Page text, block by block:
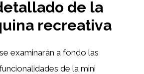
de la
recreativa
examinarán a fondo las
de la mini